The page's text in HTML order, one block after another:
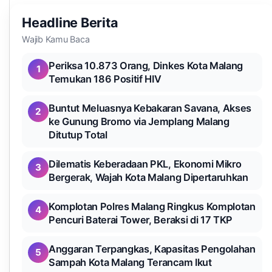
Headline Berita
Wajib Kamu Baca
1
Periksa 10.873 Orang, Dinkes Kota Malang
Temukan 186 Positif HIV
2
Buntut Meluasnya Kebakaran Savana, Akses
ke Gunung Bromo via Jemplang Malang
Ditutup Total
3
Dilematis Keberadaan PKL, Ekonomi Mikro
Bergerak, Wajah Kota Malang Dipertaruhkan
4
Komplotan Polres Malang Ringkus Komplotan
Pencuri Baterai Tower, Beraksi di 17 TKP
5
Anggaran Terpangkas, Kapasitas Pengolahan
Sampah Kota Malang Terancam Ikut